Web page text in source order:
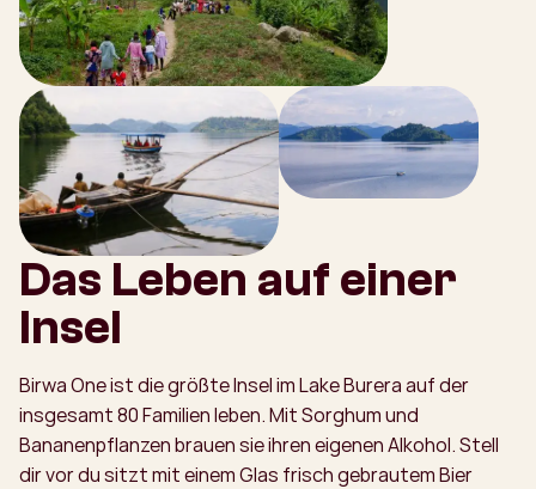
Das Leben auf einer
Insel
Birwa One ist die größte Insel im Lake Burera auf der
insgesamt 80 Familien leben. Mit Sorghum und
Bananenpflanzen brauen sie ihren eigenen Alkohol. Stell
dir vor du sitzt mit einem Glas frisch gebrautem Bier